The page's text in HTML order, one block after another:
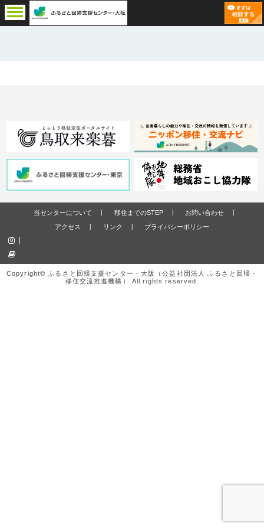
当センターについて 移住までのSTEP
お問い合わせ
アクセス
リンク プライバシーポリシー
Copyright© ふるさと回帰支援センター・大阪（公益社団法人 ふるさと回帰・
移住交流推進機構） All rights reserved.